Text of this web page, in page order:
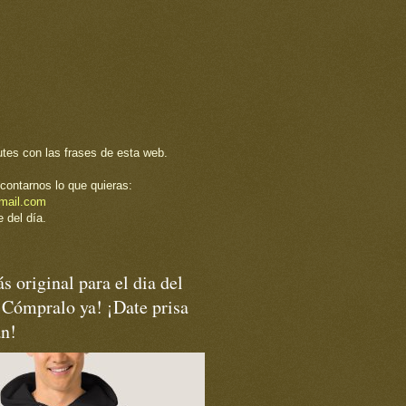
con las frases de esta web.
lo que quieras:
del día.
original para el dia del
ya! ¡Date prisa